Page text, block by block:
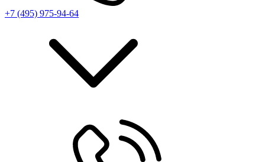
+7 (495) 975-94-64